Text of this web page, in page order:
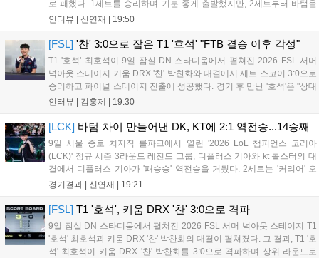
로 패했다. 1세트를 승리하며 기분 좋게 출발했지만, 2세트부터 바텀을
중심으로 게임을 풀어간 디플러스 기아의 승리 플랜을 막아내지 못했다.
인터뷰 | 신연재 | 19:50
[FSL] '찬' 3:0으로 잡은 T1 '호석' "FTB 결승 이후 각성"
T1 '호석' 최호석이 9일 잠실 DN 스타디움에서 펼쳐진 2026 FSL 서머
넉아웃 스테이지 키움 DRX '찬' 박찬화와 대결에서 세트 스코어 3:0으로
승리하고 파이널 스테이지 진출에 성공했다. 경기 후 만난 '호석'은 "상대
가 강하지만, 내가 할 것만 잘하면 충분히 승산이 있을 것 같았다"고 말하
인터뷰 | 김홍제 | 19:30
[LCK] 바텀 차이 만들어낸 DK, KT에 2:1 역전승...14승째
9일 서울 종로 치지직 롤파크에서 열린 '2026 LoL 챔피언스 코리아
(LCK)' 정규 시즌 3라운드 레전드 그룹, 디플러스 기아와 kt 롤스터의 대
결에서 디플러스 기아가 '패승승' 역전승을 거뒀다. 2세트는 '커리어' 오
현석의 메이킹과 '쇼메이커' 허수의 캐리력이 빛났고, 3세트에서는 라인
경기결과 | 신연재 | 19:21
[FSL] T1 '호석', 키움 DRX '찬' 3:0으로 격파
9일 잠실 DN 스타디움에서 펼쳐진 2026 FSL 서머 넉아웃 스테이지 T1
'호석' 최호석과 키움 DRX '찬' 박찬화의 대결이 펼쳐졌다. 그 결과, T1 '호
석' 최호석이 키움 DRX '찬' 박찬화를 3:0으로 격파하며 상위 라운드로